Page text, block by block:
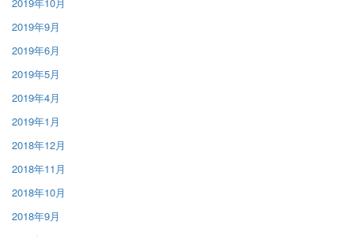
2019年9月
2019年6月
2019年5月
2019年4月
2019年1月
2018年12月
2018年11月
2018年10月
2018年9月